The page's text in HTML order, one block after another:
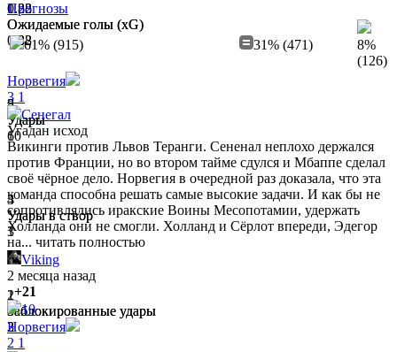
1.22
Ожидаемые голы (xG)
0.32
8
Удары
6
4
Удары в створ
1
1
Заблокированные удары
2
0.88
Ожидаемые голы (xG)
1.38
5
Удары
10
3
Удары в створ
3
2
Заблокированные удары
3
Прогнозы
61% (915) 31% (471)
8%
(126)
Норвегия
3 1
Сенегал
Угадан исход
Викинги против Львов Теранги. Сененал неплохо держался
против Франции, но во втором тайме сдулся и Мбаппе сделал
своё чёрное дело. Норвегия в очередной раз доказала, что эта
команда способна решать самые высокие задачи. И как бы не
сопротивлялись иракские Воины Месопотамии, удержать
Холланда они не смогли. Холланд и Сёрлот впереди, Эдегор
на... читать полностью
Viking
2 месяца назад
+21
10
Норвегия
2 1